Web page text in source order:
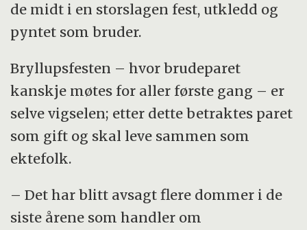
de midt i en storslagen fest, utkledd og
pyntet som bruder.
Bryllupsfesten – hvor brudeparet
kanskje møtes for aller første gang – er
selve vigselen; etter dette betraktes paret
som gift og skal leve sammen som
ektefolk.
– Det har blitt avsagt flere dommer i de
siste årene som handler om